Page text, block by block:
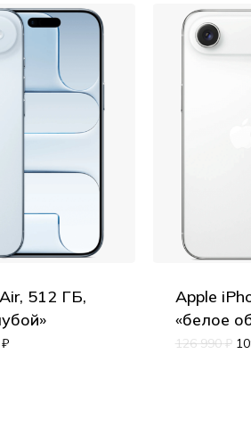
512 ГБ,
₽
Apple
«белое
126 990₽